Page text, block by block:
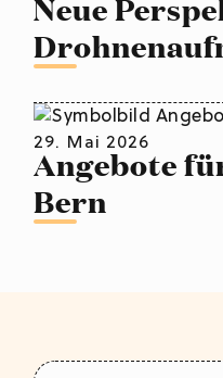
Neue
29. Mai 2026
Angebote
Bern